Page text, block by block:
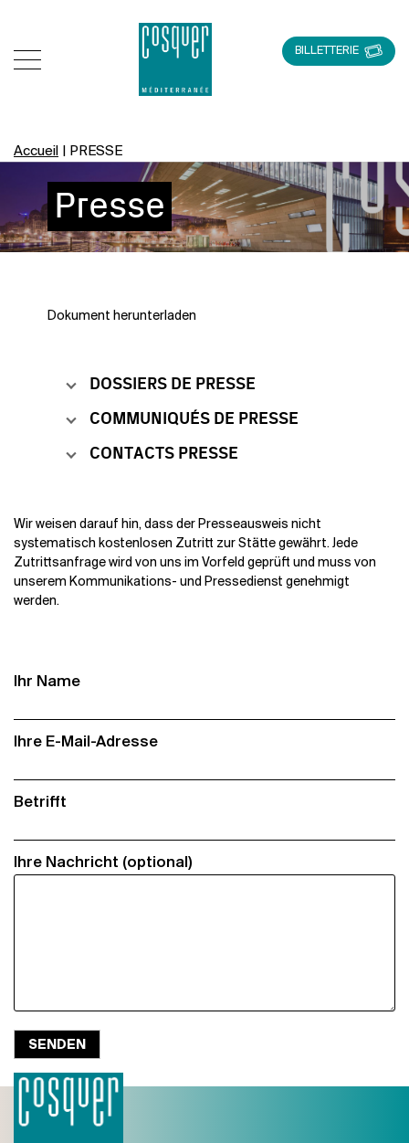
BILLETTERIE
Accueil PRESSE
Presse
Dokument herunterladen
DOSSIERS DE PRESSE
COMMUNIQUÉS DE PRESSE
CONTACTS PRESSE
Wir weisen darauf hin, dass der Presseausweis nicht
systematisch kostenlosen Zutritt zur Stätte gewährt. Jede
Zutrittsanfrage wird von uns im Vorfeld geprüft und muss von
unserem Kommunikations- und Pressedienst genehmigt
werden.
Ihr Name
Ihre E-Mail-Adresse
Betrifft
Ihre Nachricht (optional)